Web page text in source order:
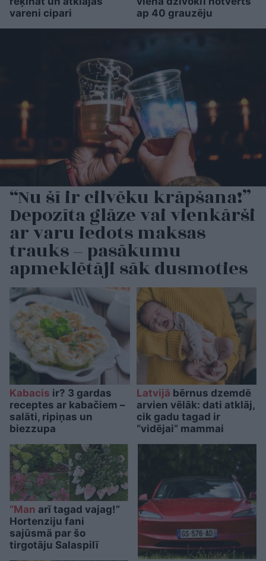
vareni cipari
ap 40 grauzēju
“Nu šī ir cilvēku krāpšana!”
Depozīta glāze vai vienkārši
ar varu iedots maksas
trauks – pasākumu
apmeklētāji sāk dusmoties
Kabacis ir? 3 gardas
receptes ar kabačiem –
salāti, ripiņas un
biezzupa
Latvijā bērnus dzemdē
arvien vēlāk: dati atklāj,
cik gadu tagad ir
“vidējai” mammai
“Man arī tagad vajag!”
Hortenziju fani
sajūsmā par šo
tirgotāju Salaspilī